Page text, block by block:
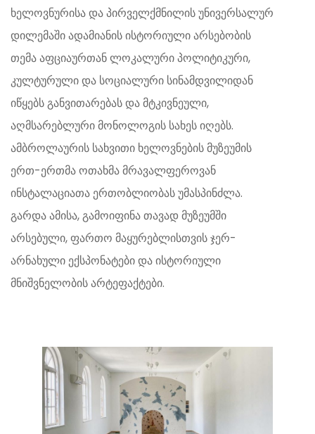
ხელოვნურისა და პირველქმნილის უნივერსალურ
დილემაში ადამიანის ისტორიული არსებობის
თემა აფციაურთან ლოკალური პოლიტიკური,
კულტურული და სოციალური სინამდვილიდან
იწყებს განვითარებას და მტკივნეული,
აღმსარებლური მონოლოგის სახეს იღებს.
ამბროლაურის სახვითი ხელოვნების მუზეუმის
ერთ-ერთმა ოთახმა მრავალფეროვან
ინსტალაციათა ერთობლიობას უმასპინძლა.
გარდა ამისა, გამოიფინა თავად მუზეუმში
არსებული, ფართო მაყურებლისთვის ჯერ-
არნახული ექსპონატები და ისტორიული
მნიშვნელობის არტეფაქტები.